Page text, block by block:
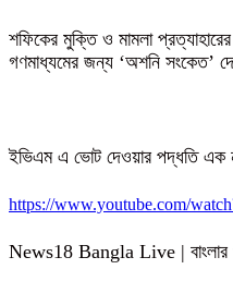
শফিকের মুক্তি ও মামলা প্রত্যাহারের
গণমাধ্যমের জন্য ‘অশনি সংকেত’
ইভিএম এ ভোট দেওয়ার পদ্ধতি এক
https://www.youtube.com/
News18 Bangla Live |